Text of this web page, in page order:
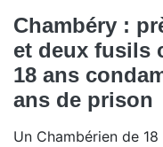
Chambéry :
et deux fusils
18 ans
ans de prison
Un Chambérien de